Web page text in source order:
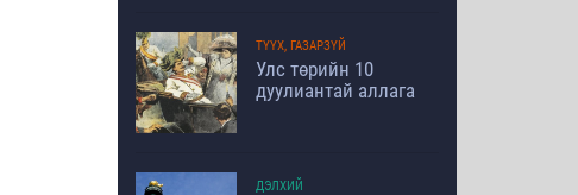
ТҮҮХ, ГАЗАРЗҮЙ
Улс төрийн 10
дуулиантай аллага
ДЭЛХИЙ